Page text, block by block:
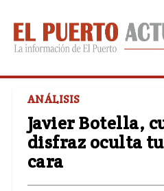
ANÁLISIS
Javier Botella,
disfraz oculta
cara